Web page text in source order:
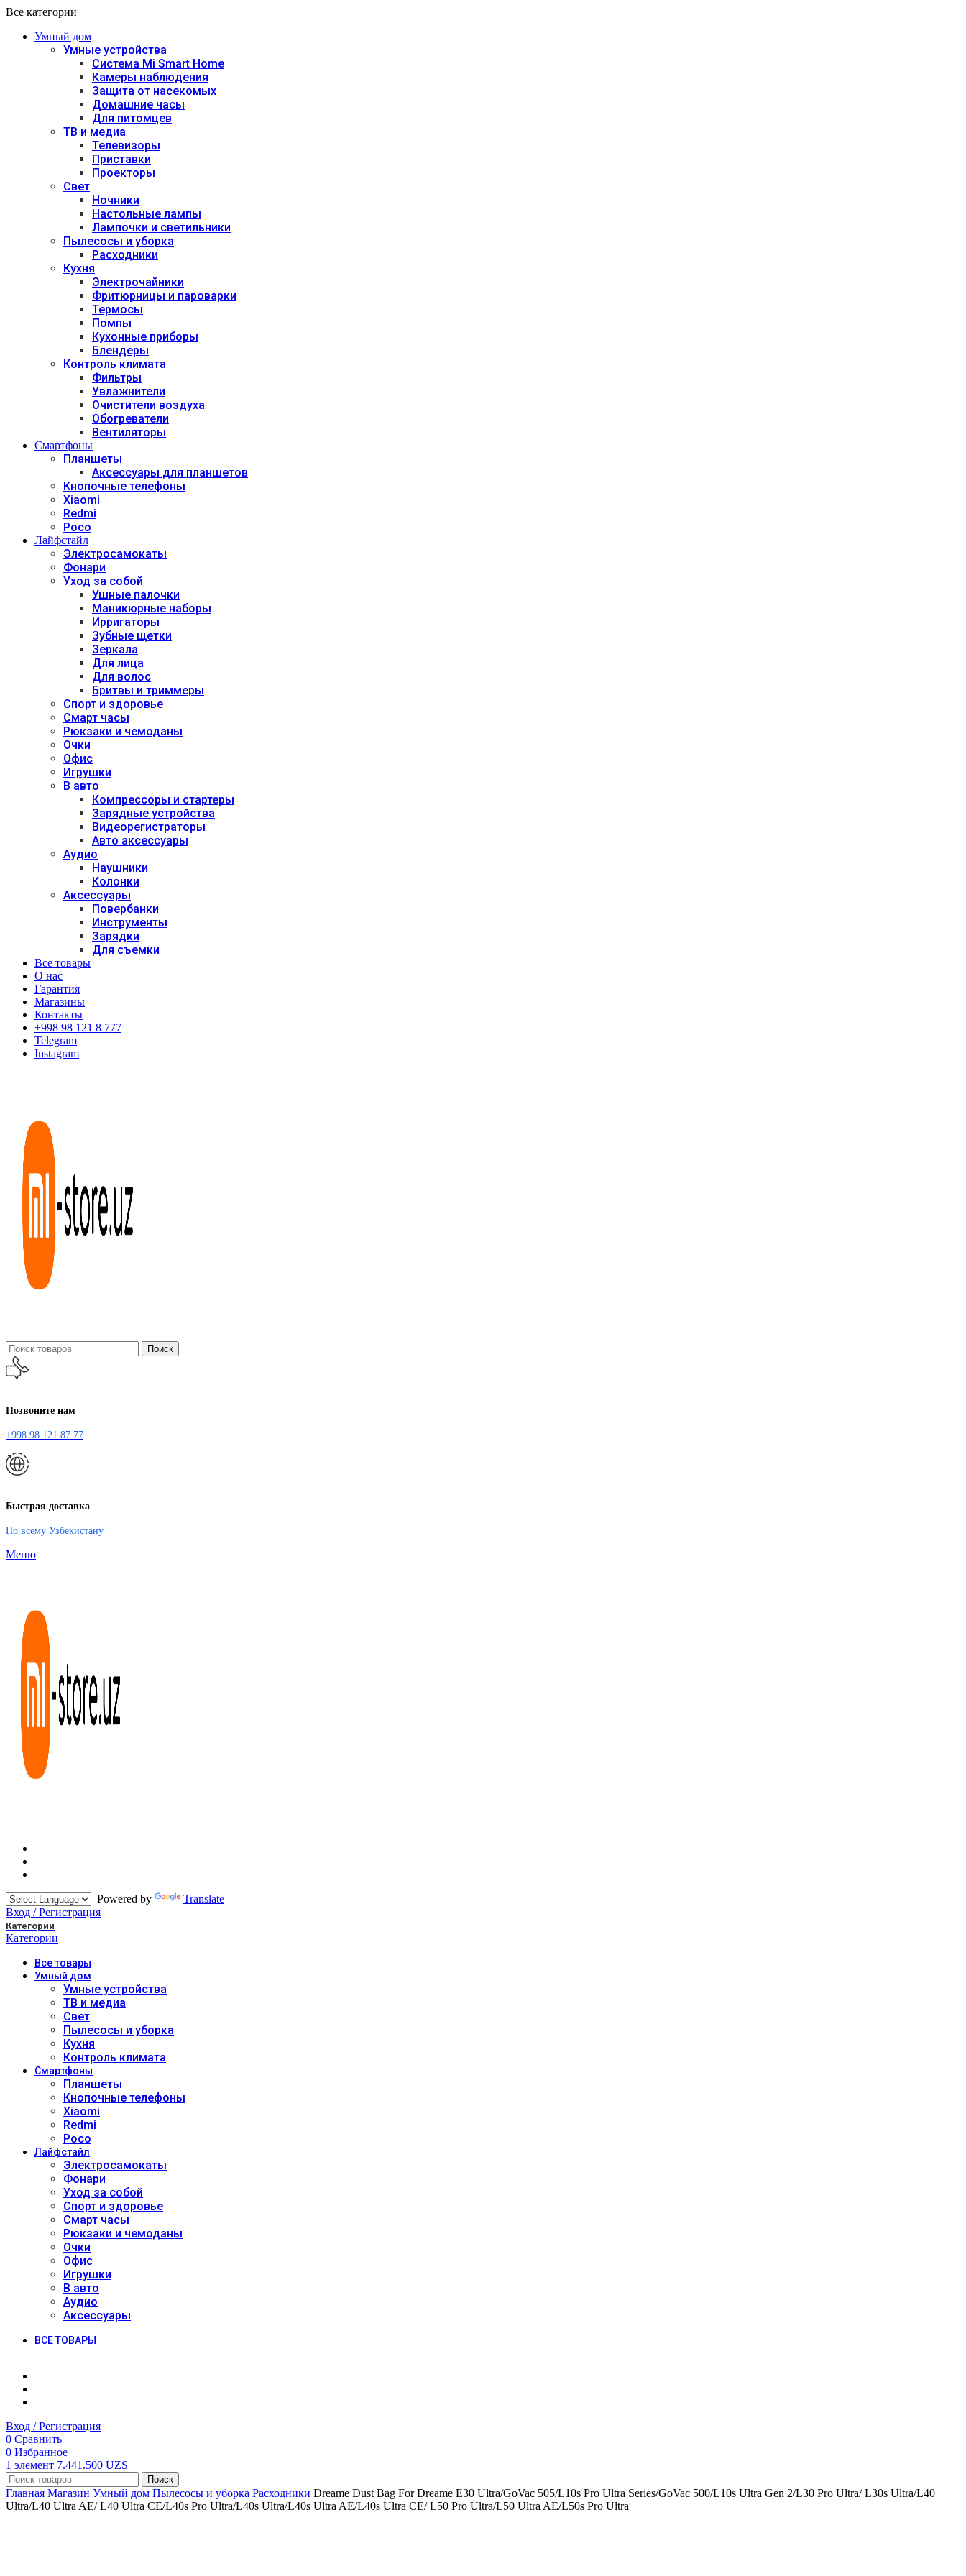
Все категории
Умный дом
Умные устройства
Система Mi Smart Home
Камеры наблюдения
Защита от насекомых
Домашние часы
Для питомцев
ТВ и медиа
Телевизоры
Приставки
Проекторы
Свет
Ночники
Настольные лампы
Лампочки и светильники
Пылесосы и уборка
Расходники
Кухня
Электрочайники
Фритюрницы и пароварки
Термосы
Помпы
Кухонные приборы
Блендеры
Контроль климата
Фильтры
Увлажнители
Очистители воздуха
Обогреватели
Вентиляторы
Смартфоны
Планшеты
Аксессуары для планшетов
Кнопочные телефоны
Xiaomi
Redmi
Poco
Лайфстайл
Электросамокаты
Фонари
Уход за собой
Ушные палочки
Маникюрные наборы
Ирригаторы
Зубные щетки
Зеркала
Для лица
Для волос
Бритвы и триммеры
Спорт и здоровье
Смарт часы
Рюкзаки и чемоданы
Очки
Офис
Игрушки
В авто
Компрессоры и стартеры
Зарядные устройства
Видеорегистраторы
Авто аксессуары
Аудио
Наушники
Колонки
Аксессуары
Повербанки
Инструменты
Зарядки
Для съемки
Все товары
О нас
Гарантия
Магазины
Контакты
+998 98 121 8 777
Telegram
Instagram
Поиск
Позвоните нам
+998 98 121 87 77
Быстрая доставка
По всему Узбекистану
Меню
Powered by
Translate
Вход / Регистрация
Категории
Категории
Всетовары
Умный дом
Умные устройства
ТВ и медиа
Свет
Пылесосы и уборка
Кухня
Контроль климата
Смартфоны
Планшеты
Кнопочные телефоны
Xiaomi
Redmi
Poco
Лайфстайл
Электросамокаты
Фонари
Уход за собой
Спорт и здоровье
Смарт часы
Рюкзаки и чемоданы
Очки
Офис
Игрушки
В авто
Аудио
Аксессуары
ВСЕ ТОВАРЫ
Вход / Регистрация
0 Сравнить
0 Избранное
1 элемент 7.441.500 UZS
Поиск
Главная Магазин Умный дом Пылесосы и уборка Расходники Dreame Dust Bag For Dreame E30 Ultra/GoVac 505/L10s Pro Ultra Series/GoVac 500/L10s Ultra Gen 2/L30 Pro Ultra/ L30s Ultra/L40
Ultra/L40 Ultra AE/ L40 Ultra CE/L40s Pro Ultra/L40s Ultra/L40s Ultra AE/L40s Ultra CE/ L50 Pro Ultra/L50 Ultra AE/L50s Pro Ultra